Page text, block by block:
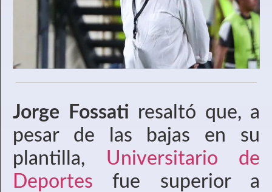
Jorge Fossati resaltó que, a
pesar de las bajas en su
plantilla, Universitario de
Deportes fue superior a